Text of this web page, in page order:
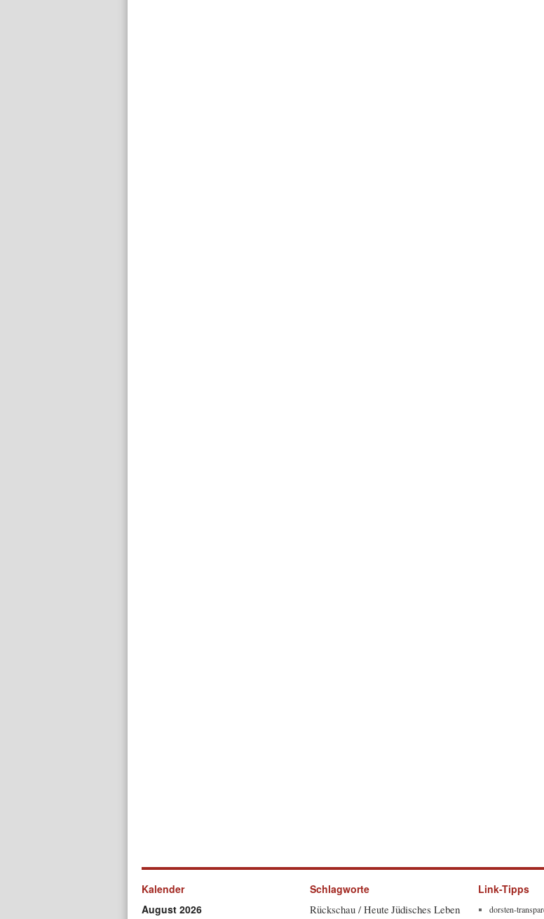
Kalender
August 2026
Schlagworte
Rückschau / Heute Jüdisches Leben
Link-Tipps
dorsten-